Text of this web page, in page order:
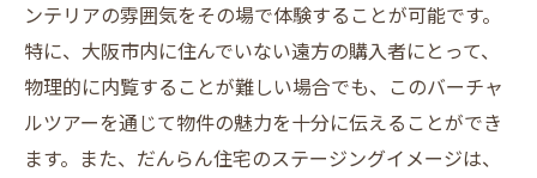
ンテリアの雰囲気をその場で体験することが可能です。
特に、大阪市内に住んでいない遠方の購入者にとって、
物理的に内覧することが難しい場合でも、このバーチャ
ルツアーを通じて物件の魅力を十分に伝えることができ
ます。また、だんらん住宅のステージングイメージは、